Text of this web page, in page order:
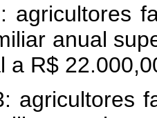
agricultores
anual
a R$
agricultores